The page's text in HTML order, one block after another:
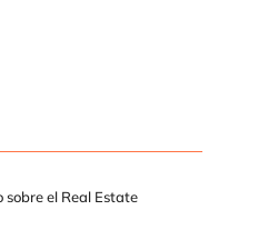
el Real Estate